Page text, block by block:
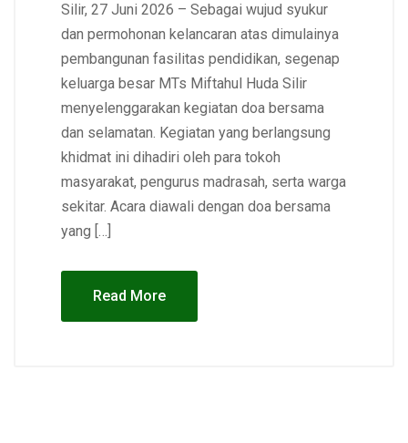
Silir, 27 Juni 2026 – Sebagai wujud syukur
dan permohonan kelancaran atas dimulainya
pembangunan fasilitas pendidikan, segenap
keluarga besar MTs Miftahul Huda Silir
menyelenggarakan kegiatan doa bersama
dan selamatan. Kegiatan yang berlangsung
khidmat ini dihadiri oleh para tokoh
masyarakat, pengurus madrasah, serta warga
sekitar. Acara diawali dengan doa bersama
yang […]
Read More